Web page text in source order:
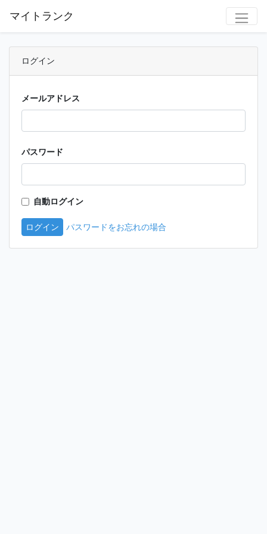
マイトランク
ログイン
メールアドレス
パスワード
自動ログイン
ログイン パスワードをお忘れの場合